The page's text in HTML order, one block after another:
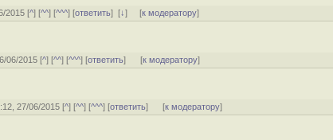
2015 [^] [^^] [^^^] [ответить][↓] [к модератору]
06/2015 [^] [^^] [^^^] [ответить] [к модератору]
27/06/2015 [^] [^^] [^^^] [ответить] [к модератору]